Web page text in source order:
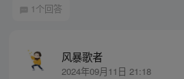
1个回答
风暴歌者
2024年09月11日 21:18